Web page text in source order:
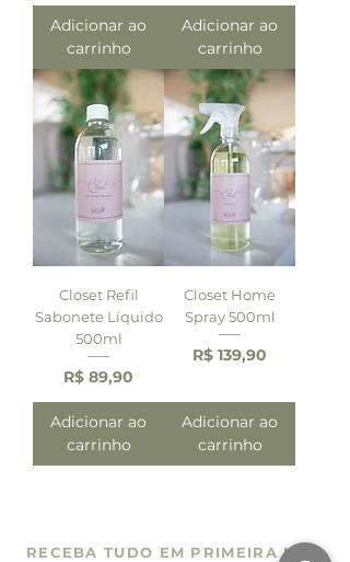
Adicionar ao
carrinho
Adicionar ao
carrinho
Closet Refil
Sabonete Líquido
500ml
Preço
R$ 89,90
Adicionar ao
carrinho
Closet Home
Spray 500ml
Preço
R$ 139,90
Adicionar ao
carrinho
RECEBA TUDO EM PRIMEIRA MÃO